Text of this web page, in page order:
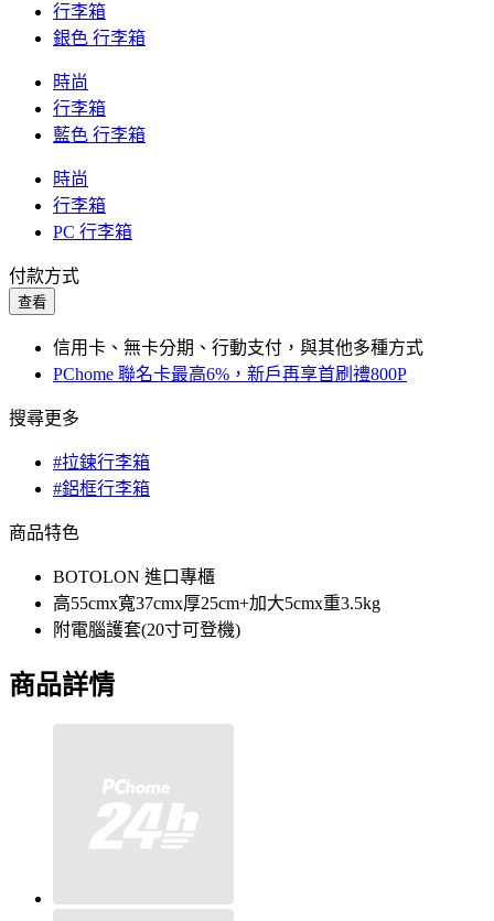
行李箱
銀色 行李箱
時尚
行李箱
藍色 行李箱
時尚
行李箱
PC 行李箱
付款方式
查看
信用卡、無卡分期、行動支付，與其他多種方式
PChome 聯名卡最高6%，新戶再享首刷禮800P
搜尋更多
#拉鍊行李箱
#鋁框行李箱
商品特色
BOTOLON 進口專櫃
高55cmx寬37cmx厚25cm+加大5cmx重3.5kg
附電腦護套(20寸可登機)
商品詳情